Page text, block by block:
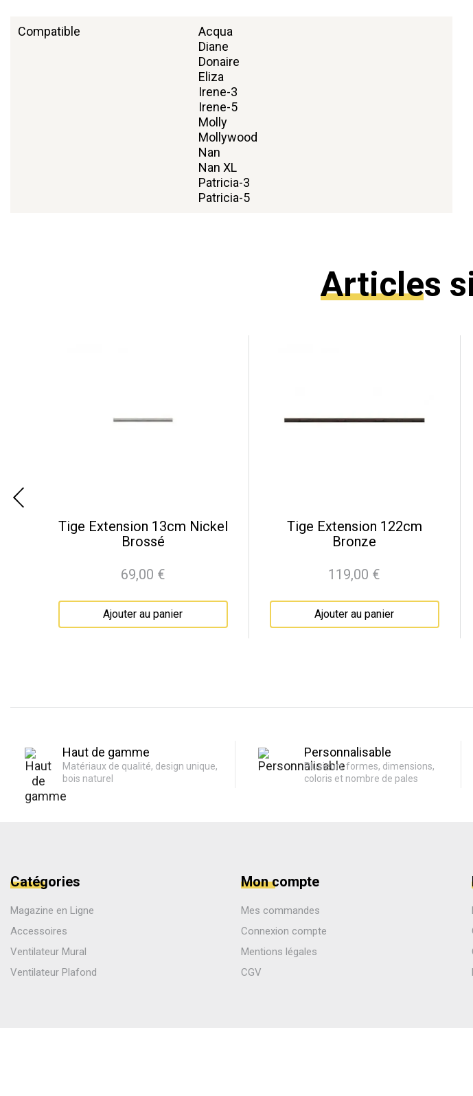
Compatible
Acqua
Diane
Donaire
Eliza
Irene-3
Irene-5
Molly
Mollywood
Nan
Nan XL
Patricia-3
Patricia-5
Articles
Tige Extension 13cm Nickel
Brossé
Prix
69,00 €
Ajouter au panier
Tige Extension 122cm
Bronze
Prix
119,00 €
Ajouter au panier
Haut de gamme
Matériaux de qualité, design unique,
bois naturel
Personnalisable
Plusieurs formes, dimensions,
coloris et nombre de pales
Catégories
Magazine en Ligne
Accessoires
Ventilateur Mural
Ventilateur Plafond
Mon compte
Mes commandes
Connexion compte
Mentions légales
CGV